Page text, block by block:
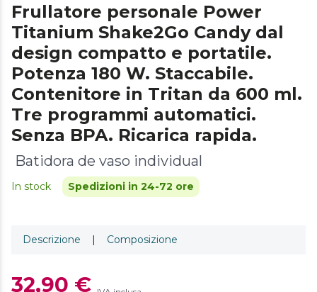
Frullatore personale Power
Titanium Shake2Go Candy dal
design compatto e portatile.
Potenza 180 W. Staccabile.
Contenitore in Tritan da 600 ml.
Tre programmi automatici.
Senza BPA. Ricarica rapida.
Batidora de vaso individual
In stock Spedizioni in 24-72 ore
Descrizione | Composizione
32,90 €